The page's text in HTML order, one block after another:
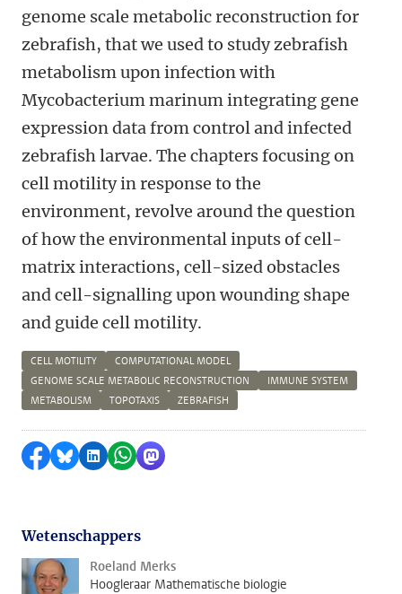
genome scale metabolic reconstruction for
zebrafish, that we used to study zebrafish
metabolism upon infection with
Mycobacterium marinum integrating gene
expression data from control and infected
zebrafish larvae. The chapters focusing on
cell motility in response to the
environment, revolve around the question
of how the environmental inputs of cell-
matrix interactions, cell-sized obstacles
and cell-signalling upon wounding shape
and guide cell motility.
CELL MOTILITY
COMPUTATIONAL MODEL
GENOME SCALE METABOLIC RECONSTRUCTION
IMMUNE SYSTEM
METABOLISM
TOPOTAXIS ZEBRAFISH
Delen op Facebook
Delen via Bluesky
Delen op LinkedIn
Delen via WhatsApp
Delen via Mastodon
Wetenschappers
Roeland Merks
Hoogleraar Mathematische biologie